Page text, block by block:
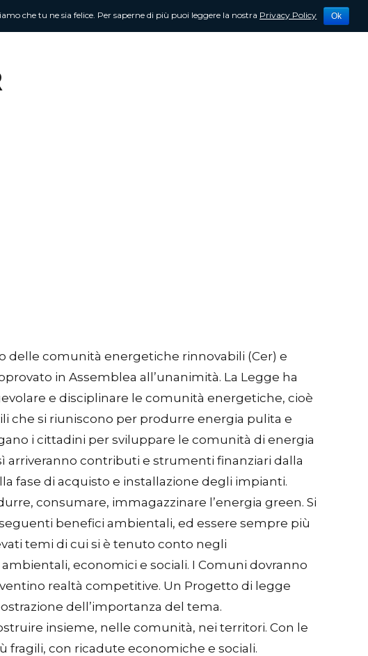
Attività Newsletter Contattami
delle comunità energetiche rinnovabili (Cer) e
in Assemblea all’unanimità. La Legge ha
e disciplinare le comunità energetiche, cioè
che si riuniscono per produrre energia pulita e
i cittadini per sviluppare le comunità di energia
arriveranno contributi e strumenti finanziari dalla
fase di acquisto e installazione degli impianti.
consumare, immagazzinare l’energia green. Si
benefici ambientali, ed essere sempre più
temi di cui si è tenuto conto negli
economici e sociali. I Comuni dovranno
realtà competitive. Un Progetto di legge
dell’importanza del tema.
insieme, nelle comunità, nei territori. Con le
fragili, con ricadute economiche e sociali.
che tu ne sia felice. Per saperne di più puoi leggere la nostra Privacy Policy Ok